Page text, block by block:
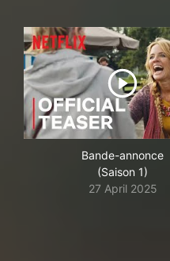
Bande-annonce
(Saison 1)
27 April 2025